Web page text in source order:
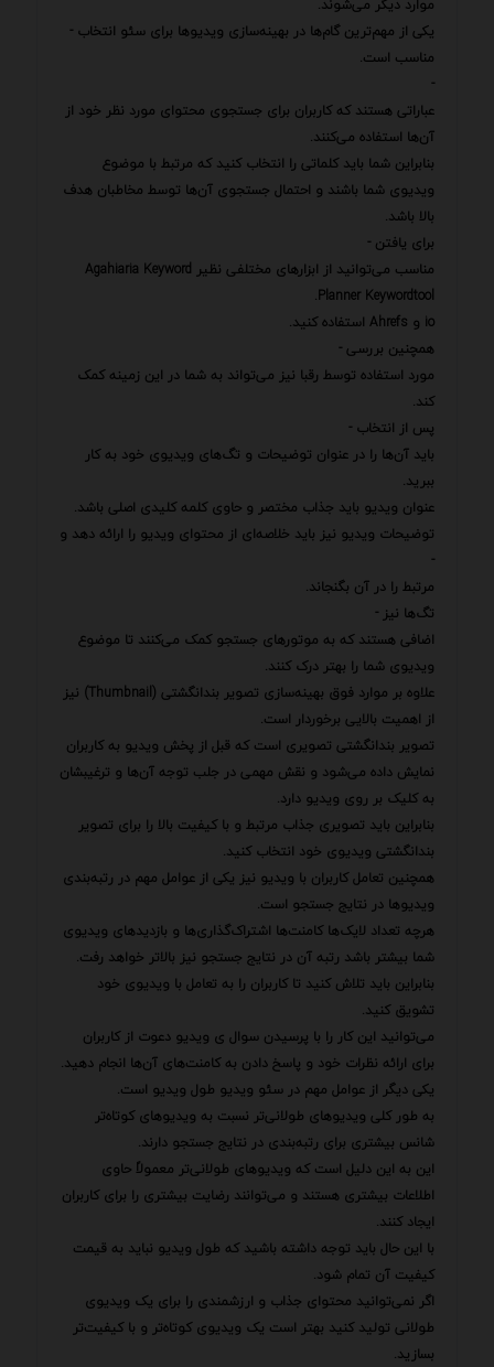
موارد دیگر می‌شوند.
یکی از مهم‌ترین گام‌ها در بهینه‌سازی ویدیوها برای سئو انتخاب -
مناسب است.
-
عباراتی هستند که کاربران برای جستجوی محتوای مورد نظر خود از
آن‌ها استفاده می‌کنند.
بنابراین شما باید کلماتی را انتخاب کنید که مرتبط با موضوع
ویدیوی شما باشند و احتمال جستجوی آن‌ها توسط مخاطبان هدف
بالا باشد.
برای یافتن -
مناسب می‌توانید از ابزارهای مختلفی نظیر Agahiaria Keyword
Planner Keywordtool.
io و Ahrefs استفاده کنید.
همچنین بررسی -
مورد استفاده توسط رقبا نیز می‌تواند به شما در این زمینه کمک
کند.
پس از انتخاب -
باید آن‌ها را در عنوان توضیحات و تگ‌های ویدیوی خود به کار
ببرید.
عنوان ویدیو باید جذاب مختصر و حاوی کلمه کلیدی اصلی باشد.
توضیحات ویدیو نیز باید خلاصه‌ای از محتوای ویدیو را ارائه دهد و
-
مرتبط را در آن بگنجاند.
تگ‌ها نیز -
اضافی هستند که به موتورهای جستجو کمک می‌کنند تا موضوع
ویدیوی شما را بهتر درک کنند.
علاوه بر موارد فوق بهینه‌سازی تصویر بندانگشتی (Thumbnail) نیز
از اهمیت بالایی برخوردار است.
تصویر بندانگشتی تصویری است که قبل از پخش ویدیو به کاربران
نمایش داده می‌شود و نقش مهمی در جلب توجه آن‌ها و ترغیبشان
به کلیک بر روی ویدیو دارد.
بنابراین باید تصویری جذاب مرتبط و با کیفیت بالا را برای تصویر
بندانگشتی ویدیوی خود انتخاب کنید.
همچنین تعامل کاربران با ویدیو نیز یکی از عوامل مهم در رتبه‌بندی
ویدیوها در نتایج جستجو است.
هرچه تعداد لایک‌ها کامنت‌ها اشتراک‌گذاری‌ها و بازدیدهای ویدیوی
شما بیشتر باشد رتبه آن در نتایج جستجو نیز بالاتر خواهد رفت.
بنابراین باید تلاش کنید تا کاربران را به تعامل با ویدیوی خود
تشویق کنید.
می‌توانید این کار را با پرسیدن سوال ی ویدیو دعوت از کاربران
برای ارائه نظرات خود و پاسخ دادن به کامنت‌های آن‌ها انجام دهید.
یکی دیگر از عوامل مهم در سئو ویدیو طول ویدیو است.
به طور کلی ویدیوهای طولانی‌تر نسبت به ویدیوهای کوتاه‌تر
شانس بیشتری برای رتبه‌بندی در نتایج جستجو دارند.
این به این دلیل است که ویدیوهای طولانی‌تر معمولاً حاوی
اطلاعات بیشتری هستند و می‌توانند رضایت بیشتری را برای کاربران
ایجاد کنند.
با این حال باید توجه داشته باشید که طول ویدیو نباید به قیمت
کیفیت آن تمام شود.
اگر نمی‌توانید محتوای جذاب و ارزشمندی را برای یک ویدیوی
طولانی تولید کنید بهتر است یک ویدیوی کوتاه‌تر و با کیفیت‌تر
بسازید.